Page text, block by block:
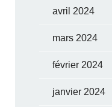
avril 2024
mars 2024
février 2024
janvier 2024